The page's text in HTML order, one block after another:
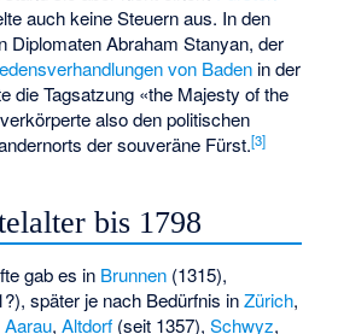
auch keine Steuern aus. In den
DiplomatenAbraham Stanyan, der
von Baden in der
die Tagsatzung «the Majesty of the
also den politischen
der souveräne Fürst.[3]
bis 1798
gab es in Brunnen (1315),
später je nach Bedürfnis inZürich,
Aarau,Altdorf (seit 1357),Schwyz,